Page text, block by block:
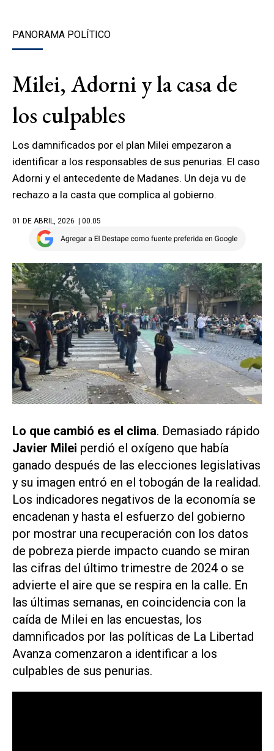
PANORAMA POLÍTICO
Milei, Adorni y la casa de
los culpables
Los damnificados por el plan Milei empezaron a
identificar a los responsables de sus penurias. El caso
Adorni y el antecedente de Madanes. Un deja vu de
rechazo a la casta que complica al gobierno.
01 DE ABRIL, 2026 | 00.05
Lo que cambió es el clima. Demasiado rápido
Javier Milei perdió el oxígeno que había
ganado después de las elecciones legislativas
y su imagen entró en el tobogán de la realidad.
Los indicadores negativos de la economía se
encadenan y hasta el esfuerzo del gobierno
por mostrar una recuperación con los datos
de pobreza pierde impacto cuando se miran
las cifras del último trimestre de 2024 o se
advierte el aire que se respira en la calle. En
las últimas semanas, en coincidencia con la
caída de Milei en las encuestas, los
damnificados por las políticas de La Libertad
Avanza comenzaron a identificar a los
culpables de sus penurias.